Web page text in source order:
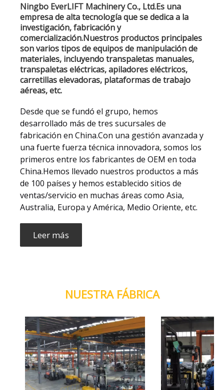
Ningbo EverLIFT Machinery Co., Ltd.Es una
empresa de alta tecnología que se dedica a la
investigación, fabricación y
comercialización.Nuestros productos principales
son varios tipos de equipos de manipulación de
materiales, incluyendo transpaletas manuales,
transpaletas eléctricas, apiladores eléctricos,
carretillas elevadoras, plataformas de trabajo
aéreas, etc.
Desde que se fundó el grupo, hemos
desarrollado más de tres sucursales de
fabricación en China.Con una gestión avanzada y
una fuerte fuerza técnica innovadora, somos los
primeros entre los fabricantes de OEM en toda
China.Hemos llevado nuestros productos a más
de 100 países y hemos establecido sitios de
ventas/servicio en muchas áreas como Asia,
Australia, Europa y América, Medio Oriente, etc.
Leer más
NUESTRA FÁBRICA